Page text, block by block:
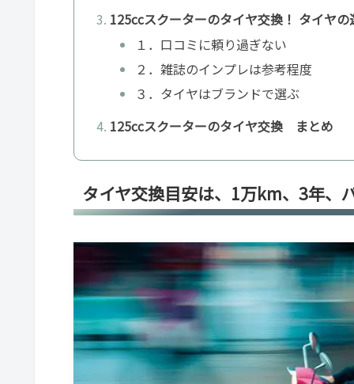
125ccスクーターのタイヤ交換！ タイヤ
１．口コミに頼り過ぎない
２．雑誌のインプレは参考程度
３．タイヤはブランドで選ぶ
125ccスクーターのタイヤ交換 まとめ
タイヤ交換目安は、1万km、3年、